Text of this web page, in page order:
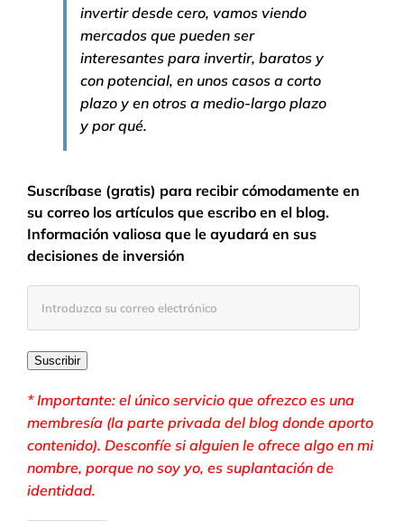
invertir desde cero, vamos viendo
mercados que pueden ser
interesantes para invertir, baratos y
con potencial, en unos casos a corto
plazo y en otros a medio-largo plazo
y por qué.
Suscríbase (gratis) para recibir cómodamente en
su correo los artículos que escribo en el blog.
Información valiosa que le ayudará en sus
decisiones de inversión
electrónico
Suscribir
* Importante: el único servicio que ofrezco es una
membresía (la parte privada del blog donde aporto
contenido). Desconfíe si alguien le ofrece algo en mi
nombre, porque no soy yo, es suplantación de
identidad.